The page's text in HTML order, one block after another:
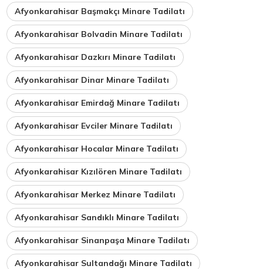
Afyonkarahisar Başmakçı Minare Tadilatı
Afyonkarahisar Bolvadin Minare Tadilatı
Afyonkarahisar Dazkırı Minare Tadilatı
Afyonkarahisar Dinar Minare Tadilatı
Afyonkarahisar Emirdağ Minare Tadilatı
Afyonkarahisar Evciler Minare Tadilatı
Afyonkarahisar Hocalar Minare Tadilatı
Afyonkarahisar Kızılören Minare Tadilatı
Afyonkarahisar Merkez Minare Tadilatı
Afyonkarahisar Sandıklı Minare Tadilatı
Afyonkarahisar Sinanpaşa Minare Tadilatı
Afyonkarahisar Sultandağı Minare Tadilatı